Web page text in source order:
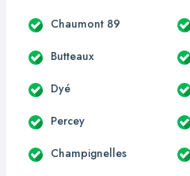
Chaumont 89
Butteaux
Dyé
Percey
Champignelles